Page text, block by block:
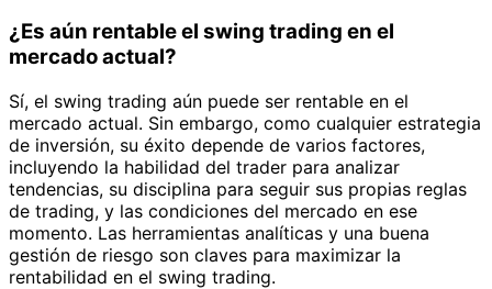
¿Es aún rentable el swing trading en el
mercado actual?
Sí, el swing trading aún puede ser rentable en el
mercado actual. Sin embargo, como cualquier estrategia
de inversión, su éxito depende de varios factores,
incluyendo la habilidad del trader para analizar
tendencias, su disciplina para seguir sus propias reglas
de trading, y las condiciones del mercado en ese
momento. Las herramientas analíticas y una buena
gestión de riesgo son claves para maximizar la
rentabilidad en el swing trading.